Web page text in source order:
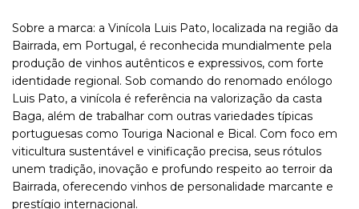
Sobre a marca: a Vinícola Luis Pato, localizada na região da
Bairrada, em Portugal, é reconhecida mundialmente pela
produção de vinhos autênticos e expressivos, com forte
identidade regional. Sob comando do renomado enólogo
Luis Pato, a vinícola é referência na valorização da casta
Baga, além de trabalhar com outras variedades típicas
portuguesas como Touriga Nacional e Bical. Com foco em
viticultura sustentável e vinificação precisa, seus rótulos
unem tradição, inovação e profundo respeito ao terroir da
Bairrada, oferecendo vinhos de personalidade marcante e
prestígio internacional.